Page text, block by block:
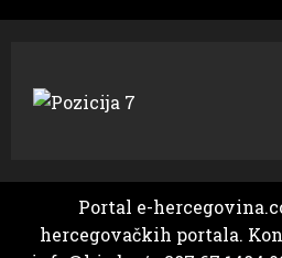
Portal e-
hercegovačkih portala.